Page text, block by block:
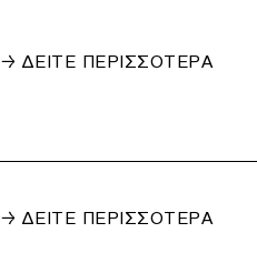
→ ΔΕΙΤΕ ΠΕΡΙΣΣΟΤΕΡΑ
→ ΔΕΙΤΕ ΠΕΡΙΣΣΟΤΕΡΑ